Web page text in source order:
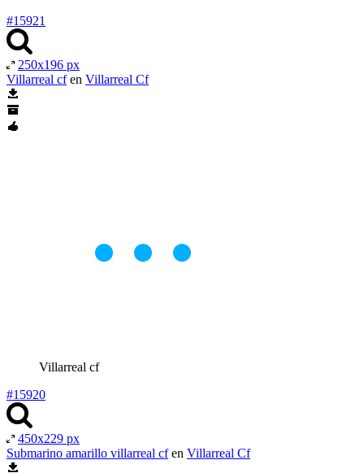
#15921
250x196 px
Villarreal cfen Villarreal Cf
Villarreal cf
#15920
450x229 px
Submarino amarillo villarreal cfen Villarreal Cf